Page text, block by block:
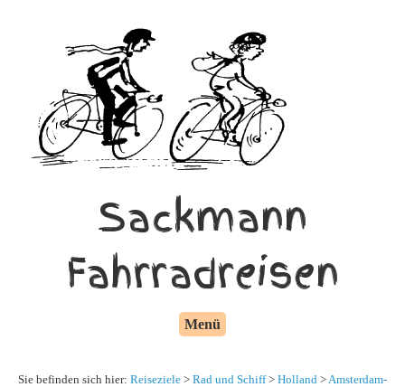
Sackmann
Fahrradreisen
Menü
Sie befinden sich hier: Reiseziele > Rad und Schiff> Holland >Amsterdam-